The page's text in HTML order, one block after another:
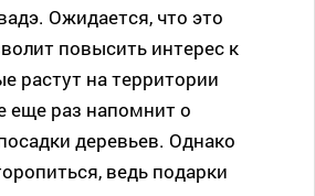
Ожидается, что это
повысить интерес к
растут на территории
еще раз напомнит о
деревьев. Однако
ведь подарки